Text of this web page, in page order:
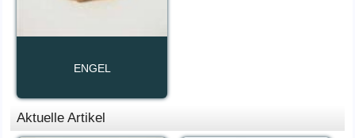
ENGEL
Aktuelle Artikel